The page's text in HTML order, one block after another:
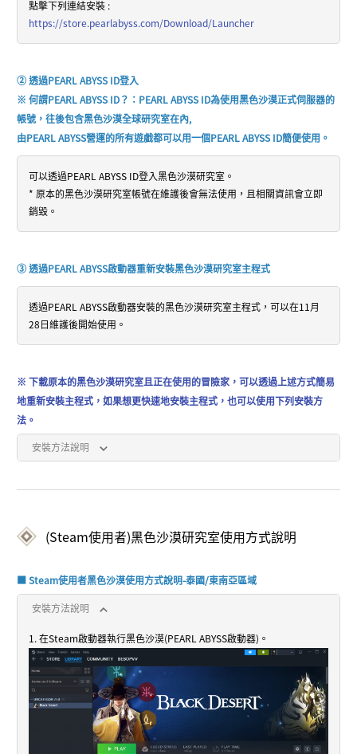
點擊下列連結安裝 :
https://store.pearlabyss.com/Download/Launcher
② 透過PEARL ABYSS ID登入
※ 何謂PEARL ABYSS ID？：PEARL ABYSS ID為使用黑色沙漠正式伺服器的
帳號，往後包含黑色沙漠全球研究室在內,
由PEARL ABYSS營運的所有遊戲都可以用一個PEARL ABYSS ID簡便使用。
可以透過PEARL ABYSS ID登入黑色沙漠研究室。
* 原本的黑色沙漠研究室帳號在維護後會無法使用，且相關資訊會立即
銷毀。
③ 透過PEARL ABYSS啟動器重新安裝黑色沙漠研究室主程式
透過PEARL ABYSS啟動器安裝的黑色沙漠研究室主程式，可以在11月
28日維護後開始使用。
※ 下載原本的黑色沙漠研究室且正在使用的冒險家，可以透過上述方式簡易
地重新安裝主程式，如果想更快速地安裝主程式，也可以使用下列安裝方
法。
安裝方法說明
(Steam使用者)黑色沙漠研究室使用方式說明
■ Steam使用者黑色沙漠使用方式說明-泰國/東南亞區域
安裝方法說明
1. 在Steam啟動器執行黑色沙漠(PEARL ABYSS啟動器)。